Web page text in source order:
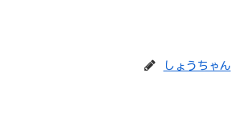
しょうちゃん